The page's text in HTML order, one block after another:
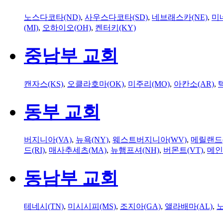
노스다코타(ND), 사우스다코타(SD), 네브래스카(NE), 미
(MI), 오하이오(OH), 켄터키(KY)
중남부 교회
캔자스(KS), 오클라호마(OK), 미주리(MO), 아칸소(AR),
동부 교회
버지니아(VA), 뉴욕(NY), 웨스트버지니아(WV), 메릴랜
드(RI), 매사추세츠(MA), 뉴햄프셔(NH), 버몬트(VT), 메
동남부 교회
테네시(TN), 미시시피(MS), 조지아(GA), 앨라배마(AL),